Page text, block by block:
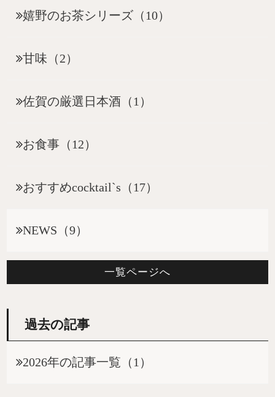
嬉野のお茶シリーズ（10）
甘味（2）
佐賀の厳選日本酒（1）
お食事（12）
おすすめcocktail`s（17）
NEWS（9）
一覧ページへ
過去の記事
2026年の記事一覧（1）